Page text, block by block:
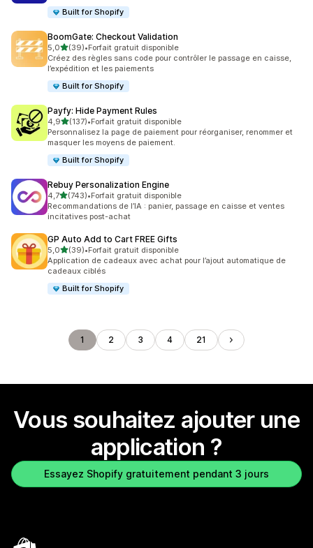
Built for Shopify
BoomGate: Checkout Validation
5,0étoile(s) sur 5
(39)
39 avis au total
•Forfait gratuit disponible
Créez des règles sans code pour contrôler le passage en caisse,
l’expédition et les paiements
Built for Shopify
Payfy: Hide Payment Rules
4,9étoile(s) sur 5
(137)
137 avis au total
•Forfait gratuit disponible
Personnalisez la page de paiement pour réorganiser, renommer et
masquer les moyens de paiement.
Built for Shopify
Rebuy Personalization Engine
4,7étoile(s) sur 5
(743)
743 avis au total
•Forfait gratuit disponible
Recommandations de l’IA : panier, passage en caisse et ventes
incitatives post-achat
GP Auto Add to Cart FREE Gifts
5,0étoile(s) sur 5
(39)
39 avis au total
•Forfait gratuit disponible
Application de cadeaux avec achat pour l’ajout automatique de
cadeaux ciblés
Built for Shopify
1 2 3 4 21
Vous souhaitez ajouter une
application ?
Essayez Shopify gratuitement pendant 3 jours